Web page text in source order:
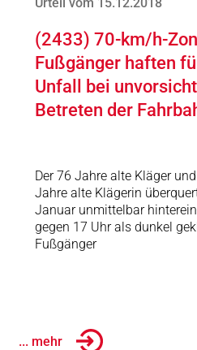
(2433) 70-km/h-
Fußgänger haften
Unfall bei
Betreten der
Der 76 Jahre alte Kläger
Jahre alte Klägerin
Januar unmittelbar
gegen 17 Uhr als dunkel
Fußgänger
... mehr